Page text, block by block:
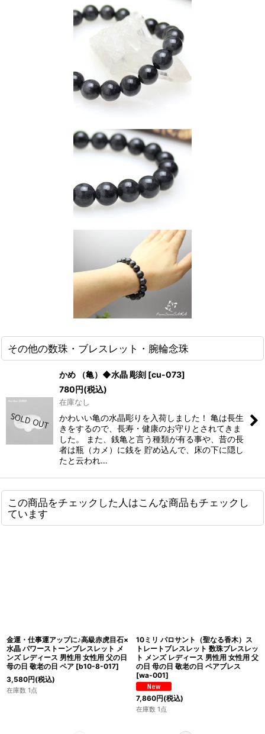
その他の数珠・ブレスレット・腕輪念珠
かめ （亀）◆水晶 彫刻 [cu-073]
780円(税込)
在庫なし
かわいい亀の水晶彫りを入荷しました！ 亀は長生
きをするので、長寿・健康のお守りとされてきま
した。 また、銭亀と言う種類が有る事や、昔の長
者は瓶（カメ）に銭を 貯め込んで、床の下に隠し
たと云われ…
この商品をチェックした人はこんな商品もチェックし
ています
金運・仕事運アップに♪高級赤虎目石×
水晶 パワーストーンブレスレット メ
ンズ レディース 男性用 女性用 父の日
母の日 敬老の日 ペア [b10-8-017]
3,580円(税込)
在庫数 1点
10ミリ パロサント（聖なる香木）ス
トレートブレスレット 数珠ブレスレッ
ト メンズ レディース 男性用 女性用 父
の日 母の日 敬老の日 ペアブレス
[wa-001]
7,860円(税込)
在庫数 1点